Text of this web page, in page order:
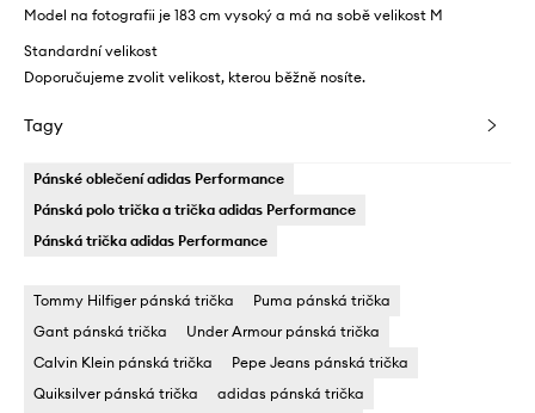
Model na fotografii je 183 cm vysoký a má na sobě velikost M
Standardní velikost
Doporučujeme zvolit velikost, kterou běžně nosíte.
Tagy
Pánské oblečení adidas Performance
Pánská polo trička a trička adidas Performance
Pánská trička adidas Performance
Tommy Hilfiger pánská trička
Puma pánská trička
Gant pánská trička
Under Armour pánská trička
Calvin Klein pánská trička
Pepe Jeans pánská trička
Quiksilver pánská trička
adidas pánská trička